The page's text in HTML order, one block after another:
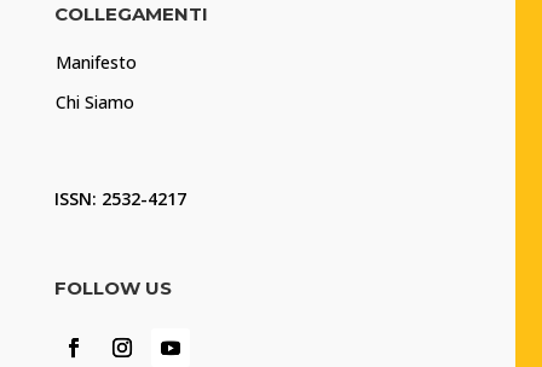
COLLEGAMENTI
Manifesto
Chi Siamo
ISSN: 2532-4217
FOLLOW US